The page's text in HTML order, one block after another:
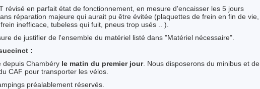
révisé en parfait état de fonctionnement, en mesure d'encaisser les 5 jours
réparation majeure qui aurait pu être évitée (plaquettes de frein en fin de vie,
inefficace, tubeless qui fuit, pneus trop usés .. ).
de justifier de l'ensemble du matériel listé dans "Matériel nécessaire".
:
depuis Chambéry le matin du premier jour. Nous disposerons du minibus et de
CAF pour transporter les vélos.
préalablement réservés.